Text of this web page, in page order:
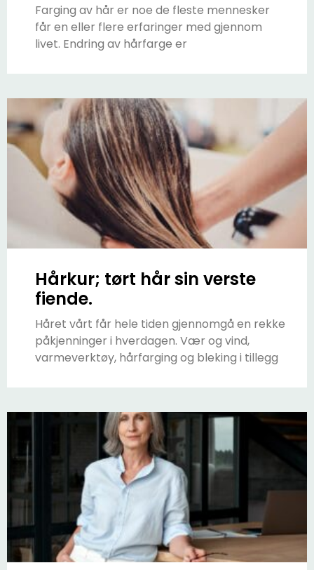
Farging av hår er noe de fleste mennesker
får en eller flere erfaringer med gjennom
livet. Endring av hårfarge er
Hårkur; tørt hår sin verste
fiende.
Håret vårt får hele tiden gjennomgå en rekke
påkjenninger i hverdagen. Vær og vind,
varmeverktøy, hårfarging og bleking i tillegg